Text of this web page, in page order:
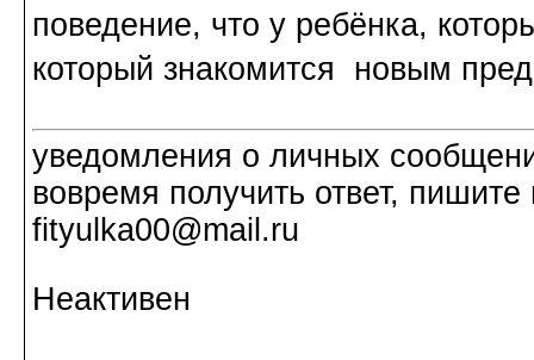
поведение, что у ребёнка,
который знакомится новым
уведомления о личных
вовремя получить ответ,
fityulka00@mail.ru
Неактивен